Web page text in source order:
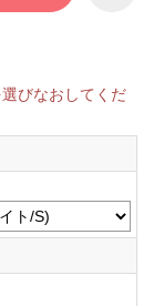
びなおしてくだ